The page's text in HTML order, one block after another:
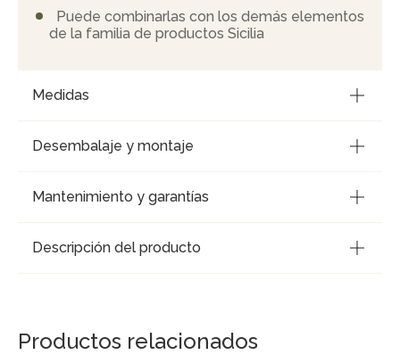
Puede combinarlas con los demás elementos
de la familia de productos Sicilia
Medidas
Desembalaje y montaje
Mantenimiento y garantías
Descripción del producto
Productos relacionados